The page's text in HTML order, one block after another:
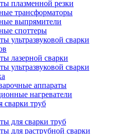
плазменной резки
трансформаторы
выпрямители
споттеры
ультразвуковой сварки
лазерной сварки
ультразвуковой сварки
аппараты
нагреватели
сварки труб
для сварки труб
для раструбной сварки